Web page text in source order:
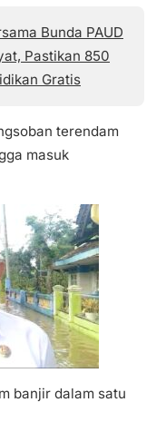
Bunda PAUD
Pastikan 850
Gratis
terendam
masuk
banjir dalam satu